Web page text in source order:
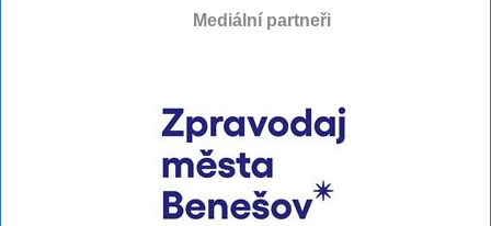
Mediální partneři